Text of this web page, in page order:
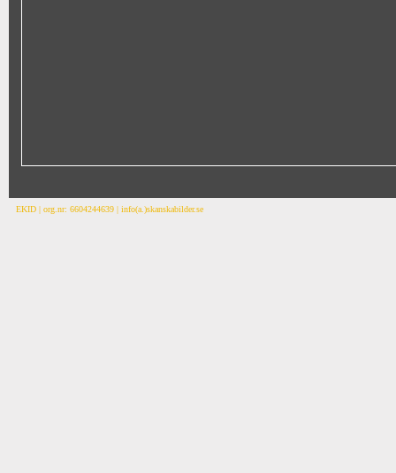
EKID | org.nr: 6604244639 | info(a.)skanskabilder.se